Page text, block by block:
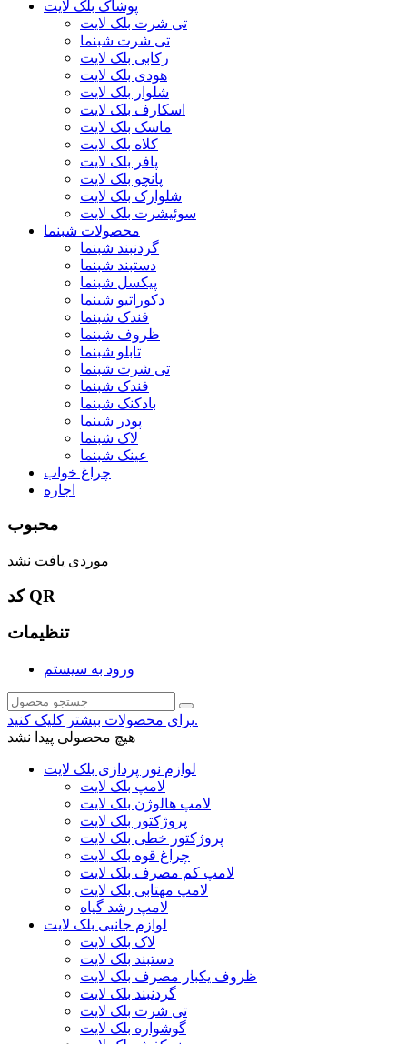
پوشاک بلک لایت
تی شرت بلک لایت
تی شرت شبنما
رکابی بلک لایت
هودی بلک لایت
شلوار بلک لایت
اسکارف بلک لایت
ماسک بلک لایت
کلاه بلک لایت
پافر بلک لایت
پانچو بلک لایت
شلوارک بلک لایت
سوئیشرت بلک لایت
محصولات شبنما
گردنبند شبنما
دستبند شبنما
پیکسل شبنما
دکوراتیو شبنما
فندک شبنما
ظروف شبنما
تابلو شبنما
تی شرت شبنما
فندک شبنما
بادکنک شبنما
پودر شبنما
لاک شبنما
عینک شبنما
چراغ خواب
اجاره
محبوب
موردی یافت نشد
کد QR
تنظیمات
ورود به سیستم
برای محصولات بیشتر کلیک کنید.
هیچ محصولی پیدا نشد
لوازم نور پردازی بلک لایت
لامپ بلک لایت
لامپ هالوژن بلک لایت
پروژکتور بلک لایت
پروژکتور خطی بلک لایت
چراغ قوه بلک لایت
لامپ کم مصرف بلک لایت
لامپ مهتابی بلک لایت
لامپ رشد گیاه
لوازم جانبی بلک لایت
لاک بلک لایت
دستبند بلک لایت
ظروف یکبار مصرف بلک لایت
گردنبند بلک لایت
تی شرت بلک لایت
گوشواره بلک لایت